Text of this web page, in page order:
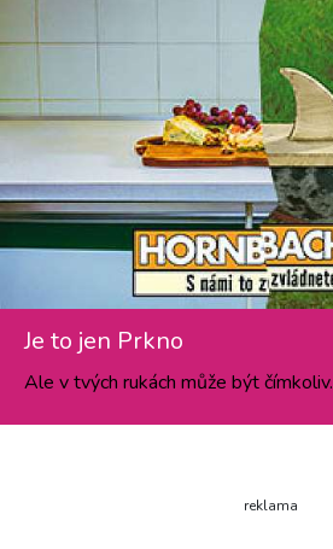
Je to jen Prkno
Ale v tvých rukách může být čímkoliv.
reklama